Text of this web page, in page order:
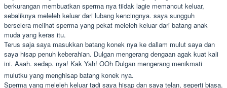
berkurangan membuatkan sperma nya tiidak lagie memancut keluar,
sebaliknya meleleh keluar dari lubang kencingnya. saya sungguh
berselera melihat sperma yang pekat meleleh keluar dari batang anak
muda yang keras itu.
Terus saja saya masukkan batang konek nya ke dallam mulut saya dan
saya hisap penuh keberahian. Dulgan mengerang dengaan agak kuat kali
ini. Aaah. sedap. nya! Kak Yah! OOh Dulgan mengerang menikmati
mulutku yang menghisap batang konek nya.
Sperma yang meleleh keluar tadi saya hisap dan saya telan, seperti biasa.